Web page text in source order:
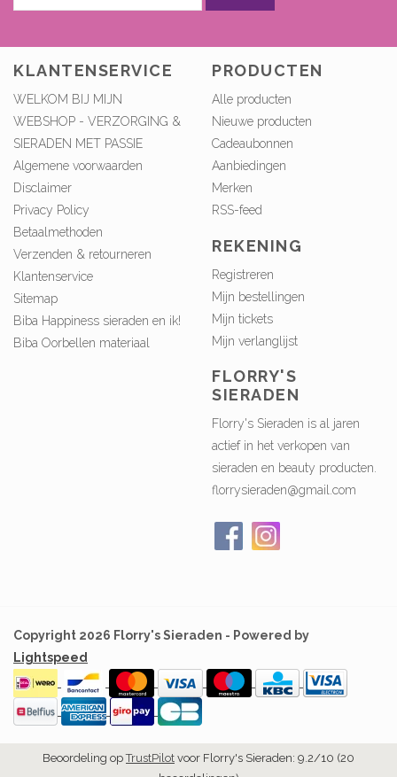
KLANTENSERVICE
WELKOM BIJ MIJN
WEBSHOP - VERZORGING &
SIERADEN MET PASSIE
Algemene voorwaarden
Disclaimer
Privacy Policy
Betaalmethoden
Verzenden & retourneren
Klantenservice
Sitemap
Biba Happiness sieraden en ik!
Biba Oorbellen materiaal
PRODUCTEN
Alle producten
Nieuwe producten
Cadeaubonnen
Aanbiedingen
Merken
RSS-feed
REKENING
Registreren
Mijn bestellingen
Mijn tickets
Mijn verlanglijst
FLORRY'S
SIERADEN
Florry's Sieraden is al jaren
actief in het verkopen van
sieraden en beauty producten.
florrysieraden@gmail.com
Copyright 2026 Florry's Sieraden - Powered by
Lightspeed
Beoordeling opTrustPilot voor Florry's Sieraden: 9.2/10 (20